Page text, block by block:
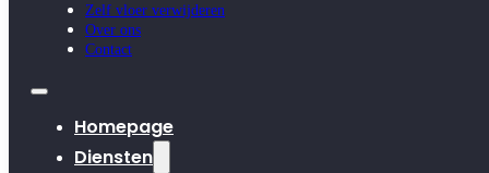
Zelf vloer verwijderen
Over ons
Contact
Homepage
Diensten